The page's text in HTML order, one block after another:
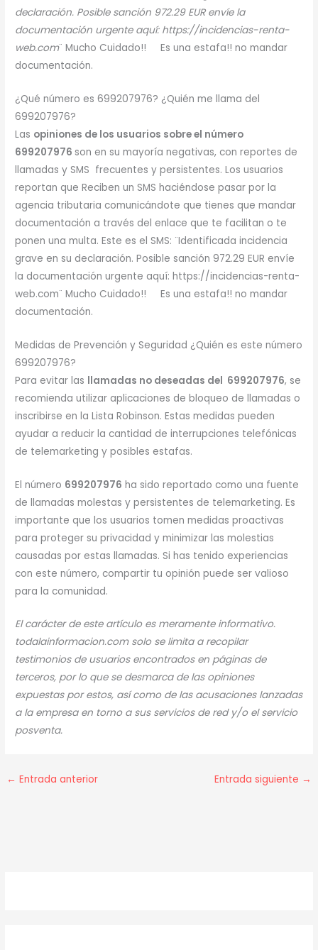
declaración. Posible sanción 972.29 EUR envíe la
documentación urgente aquí: https://incidencias-renta-
web.com¨ Mucho Cuidado!! Es una estafa!! no mandar
documentación.
¿Qué número es 699207976? ¿Quién me llama del
699207976?
Las opiniones de los usuarios sobre el número
699207976 son en su mayoría negativas, con reportes de
llamadas y SMS frecuentes y persistentes. Los usuarios
reportan que Reciben un SMS haciéndose pasar por la
agencia tributaria comunicándote que tienes que mandar
documentación a través del enlace que te facilitan o te
ponen una multa. Este es el SMS: ¨Identificada incidencia
grave en su declaración. Posible sanción 972.29 EUR envíe
la documentación urgente aquí: https://incidencias-renta-
web.com¨ Mucho Cuidado!! Es una estafa!! no mandar
documentación.
Medidas de Prevención y Seguridad ¿Quién es este número
699207976?
Para evitar las llamadas no deseadas del 699207976, se
recomienda utilizar aplicaciones de bloqueo de llamadas o
inscribirse en la Lista Robinson. Estas medidas pueden
ayudar a reducir la cantidad de interrupciones telefónicas
de telemarketing y posibles estafas.
El número 699207976 ha sido reportado como una fuente
de llamadas molestas y persistentes de telemarketing. Es
importante que los usuarios tomen medidas proactivas
para proteger su privacidad y minimizar las molestias
causadas por estas llamadas. Si has tenido experiencias
con este número, compartir tu opinión puede ser valioso
para la comunidad.
El carácter de este artículo es meramente informativo.
todalainformacion.com solo se limita a recopilar
testimonios de usuarios encontrados en páginas de
terceros, por lo que se desmarca de las opiniones
expuestas por estos, así como de las acusaciones lanzadas
a la empresa en torno a sus servicios de red y/o el servicio
posventa.
← Entrada anterior Entrada siguiente →